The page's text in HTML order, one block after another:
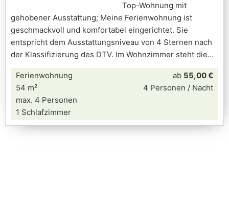
Top-Wohnung mit
gehobener Ausstattung; Meine Ferienwohnung ist
geschmackvoll und komfortabel eingerichtet. Sie
entspricht dem Ausstattungsniveau von 4 Sternen nach
der Klassifizierung des DTV. Im Wohnzimmer steht die
Ferienwohnung
54 m²
max. 4 Personen
1 Schlafzimmer
ab 55,00 €
4 Personen / Nacht